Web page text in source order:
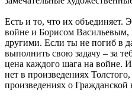
Есть и то, что их объединяет.
войне и Борисом
другими. Если ты не погиб в
выполнить свою задачу – за
цена каждого шага на войне.
нет в произведениях
произведениях о Гражданской